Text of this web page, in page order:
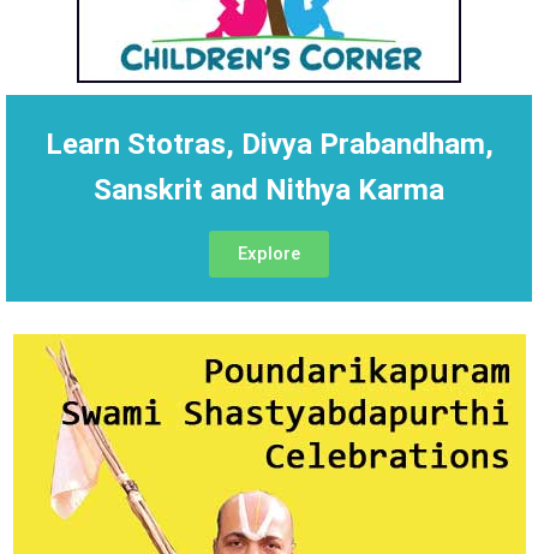
Learn Stotras, Divya Prabandham,
Sanskrit and Nithya Karma
Explore